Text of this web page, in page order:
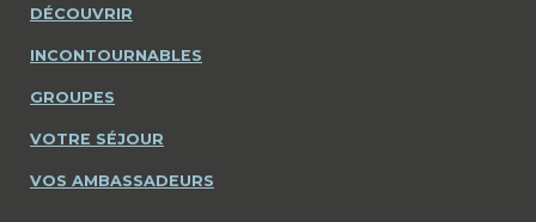
DÉCOUVRIR
INCONTOURNABLES
GROUPES
VOTRE SÉJOUR
VOS AMBASSADEURS